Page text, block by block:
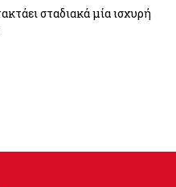
σταδιακά μία ισχυρή